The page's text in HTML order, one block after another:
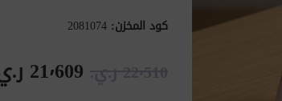
كود المخزن: 2081074
21٬609 ر.ي.‏